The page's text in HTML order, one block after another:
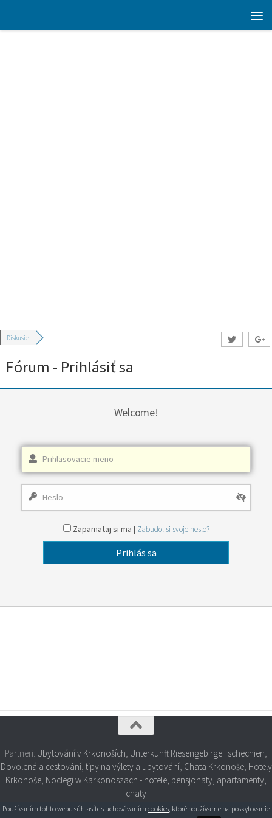
Diskusie
Fórum - Prihlásiť sa
Welcome!
Zapamätaj si ma | Zabudol si svoje heslo?
Partneri: Ubytování v Krkonoších Unterkunft Riesengebirge Tschechien
Dovolená a cestování, tipy na výlety a ubytování, Chata Krkonoše, Hotely
Krkonoše Noclegi w Karkonoszach - hotele, pensjonaty, apartamenty,
chaty
Používaním tohto webu súhlasíte s uchovávaním cookies, ktoré používame na poskytovanie